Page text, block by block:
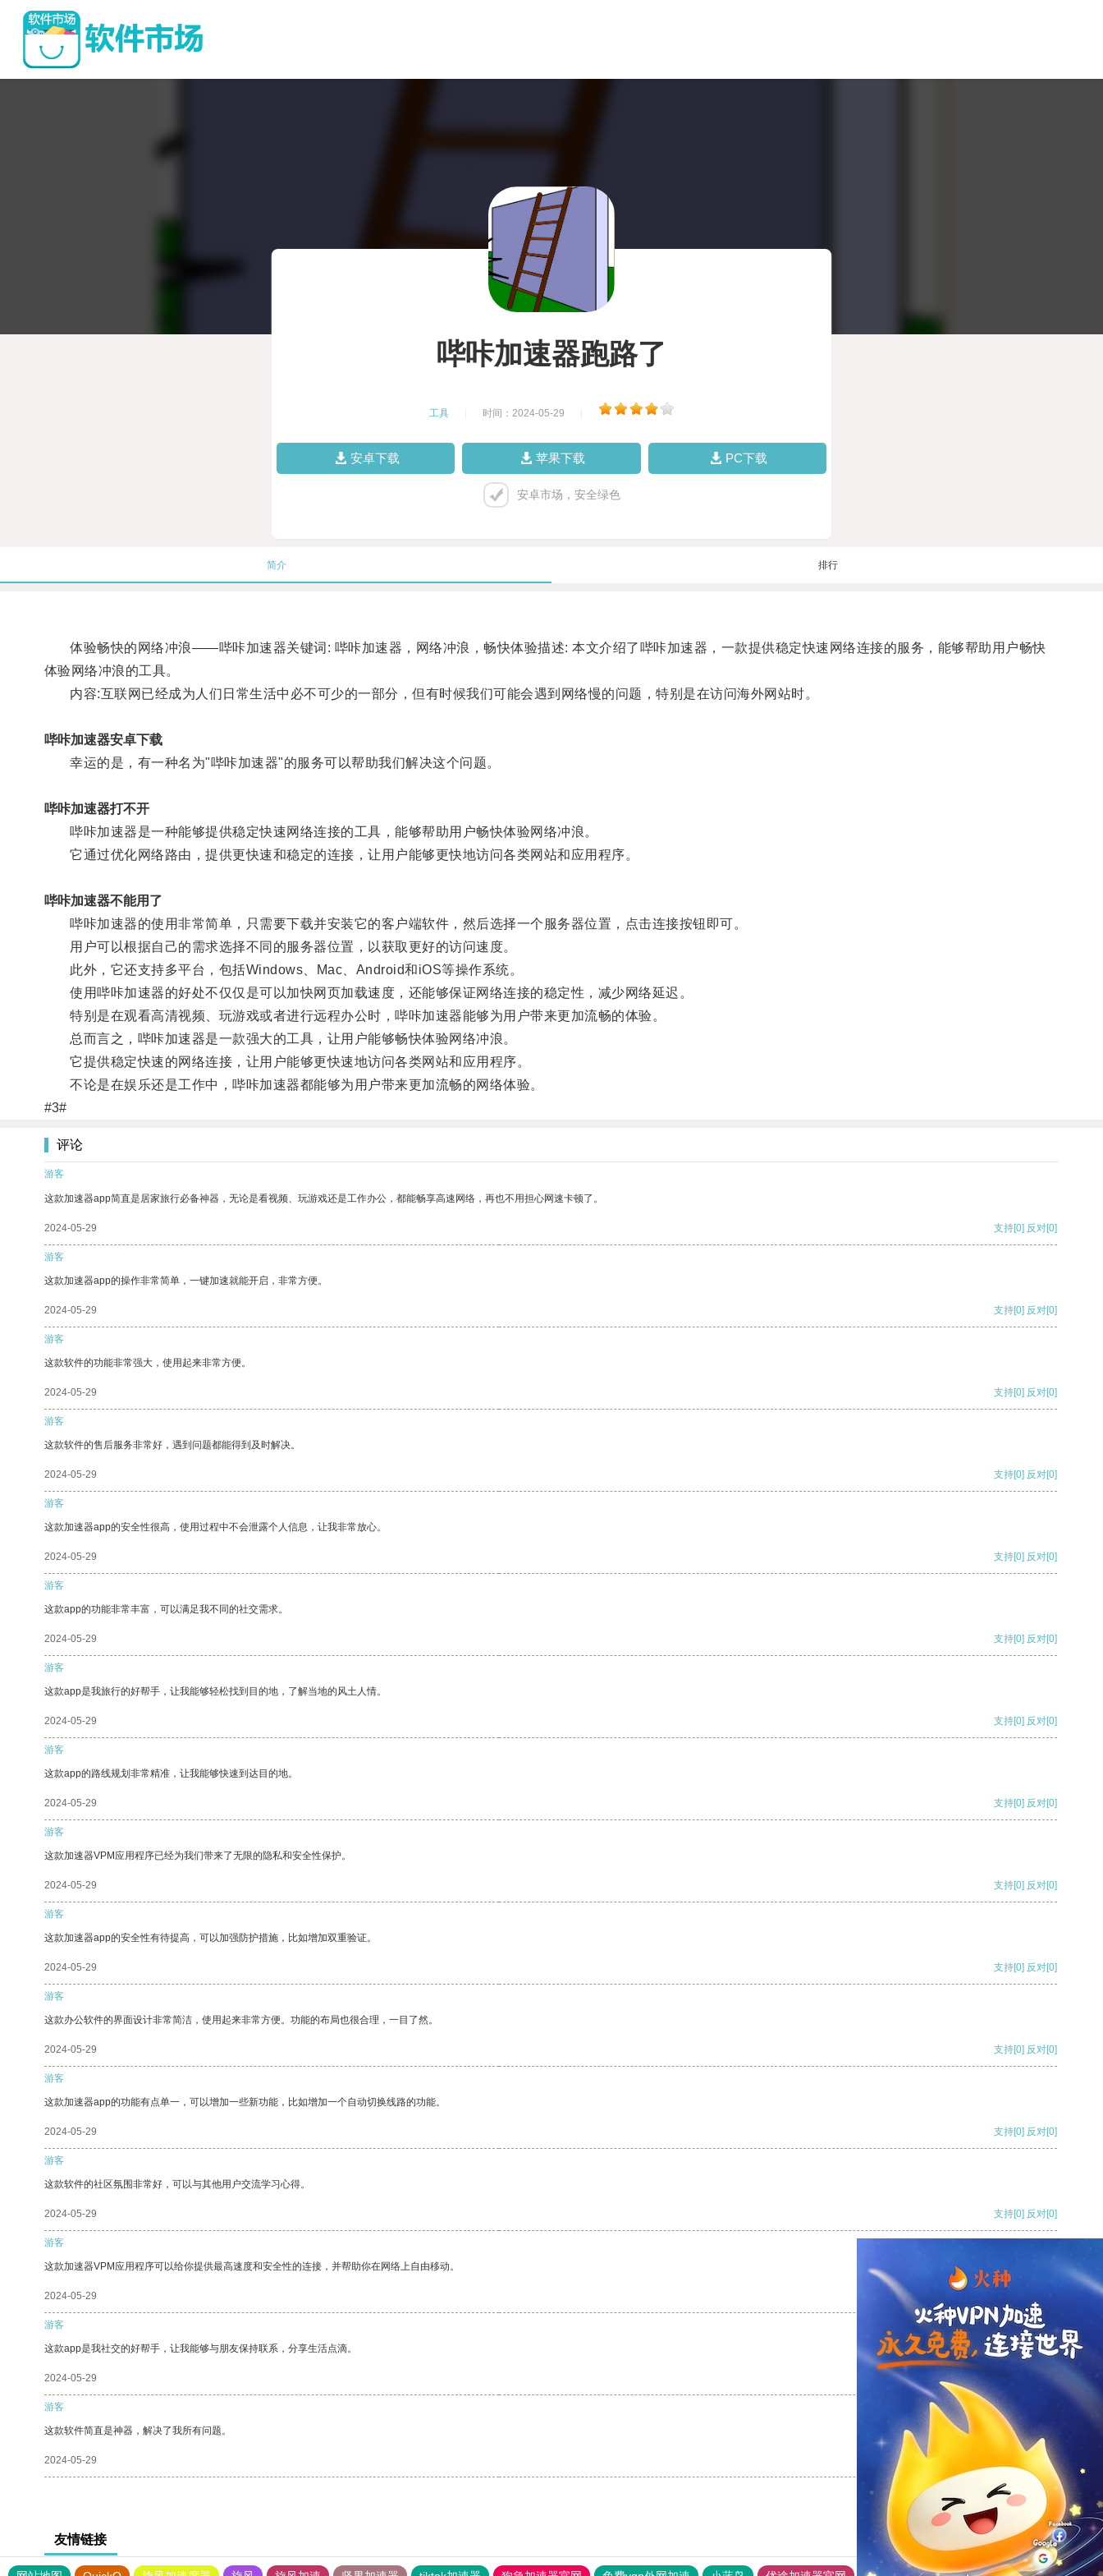
哔咔加速器跑路了
工具 时间：2024-05-29
安卓下载 苹果下载 PC下载
安卓市场，安全绿色
简介 排行
体验畅快的网络冲浪——哔咔加速器关键词: 哔咔加速器，网络冲浪，畅快体验描述: 本文介绍了哔咔加速器，一款提供稳定快速网络连接的服务，能够帮助用户畅快
体验网络冲浪的工具。
内容:互联网已经成为人们日常生活中必不可少的一部分，但有时候我们可能会遇到网络慢的问题，特别是在访问海外网站时。
哔咔加速器安卓下载
幸运的是，有一种名为"哔咔加速器"的服务可以帮助我们解决这个问题。
哔咔加速器打不开
哔咔加速器是一种能够提供稳定快速网络连接的工具，能够帮助用户畅快体验网络冲浪。
它通过优化网络路由，提供更快速和稳定的连接，让用户能够更快地访问各类网站和应用程序。
哔咔加速器不能用了
哔咔加速器的使用非常简单，只需要下载并安装它的客户端软件，然后选择一个服务器位置，点击连接按钮即可。
用户可以根据自己的需求选择不同的服务器位置，以获取更好的访问速度。
此外，它还支持多平台，包括Windows、Mac、Android和iOS等操作系统。
使用哔咔加速器的好处不仅仅是可以加快网页加载速度，还能够保证网络连接的稳定性，减少网络延迟。
特别是在观看高清视频、玩游戏或者进行远程办公时，哔咔加速器能够为用户带来更加流畅的体验。
总而言之，哔咔加速器是一款强大的工具，让用户能够畅快体验网络冲浪。
它提供稳定快速的网络连接，让用户能够更快速地访问各类网站和应用程序。
不论是在娱乐还是工作中，哔咔加速器都能够为用户带来更加流畅的网络体验。
#3#
评论
游客
这款加速器app简直是居家旅行必备神器，无论是看视频、玩游戏还是工作办公，都能畅享高速网络，再也不用担心网速卡顿了。
2024-05-29 支持[0] 反对[0]
游客
这款加速器app的操作非常简单，一键加速就能开启，非常方便。
2024-05-29 支持[0] 反对[0]
游客
这款软件的功能非常强大，使用起来非常方便。
2024-05-29 支持[0] 反对[0]
游客
这款软件的售后服务非常好，遇到问题都能得到及时解决。
2024-05-29 支持[0] 反对[0]
游客
这款加速器app的安全性很高，使用过程中不会泄露个人信息，让我非常放心。
2024-05-29 支持[0] 反对[0]
游客
这款app的功能非常丰富，可以满足我不同的社交需求。
2024-05-29 支持[0] 反对[0]
游客
这款app是我旅行的好帮手，让我能够轻松找到目的地，了解当地的风土人情。
2024-05-29 支持[0] 反对[0]
游客
这款app的路线规划非常精准，让我能够快速到达目的地。
2024-05-29 支持[0] 反对[0]
游客
这款加速器VPM应用程序已经为我们带来了无限的隐私和安全性保护。
2024-05-29 支持[0] 反对[0]
游客
这款加速器app的安全性有待提高，可以加强防护措施，比如增加双重验证。
2024-05-29 支持[0] 反对[0]
游客
这款办公软件的界面设计非常简洁，使用起来非常方便。功能的布局也很合理，一目了然。
2024-05-29 支持[0] 反对[0]
游客
这款加速器app的功能有点单一，可以增加一些新功能，比如增加一个自动切换线路的功能。
2024-05-29 支持[0] 反对[0]
游客
这款软件的社区氛围非常好，可以与其他用户交流学习心得。
2024-05-29 支持[0] 反对[0]
游客
这款加速器VPM应用程序可以给你提供最高速度和安全性的连接，并帮助你在网络上自由移动。
2024-05-29
游客
这款app是我社交的好帮手，让我能够与朋友保持联系，分享生活点滴。
2024-05-29 反对
游客
这款软件简直是神器，解决了我所有问题。
2024-05-29 反对[0]
友情链接